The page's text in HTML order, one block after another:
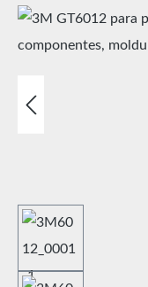
Omitir galería de